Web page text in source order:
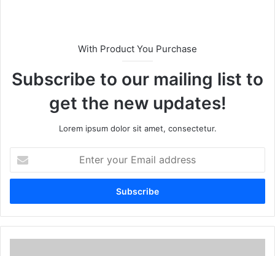
With Product You Purchase
Subscribe to our mailing list to
get the new updates!
Lorem ipsum dolor sit amet, consectetur.
t
r
y